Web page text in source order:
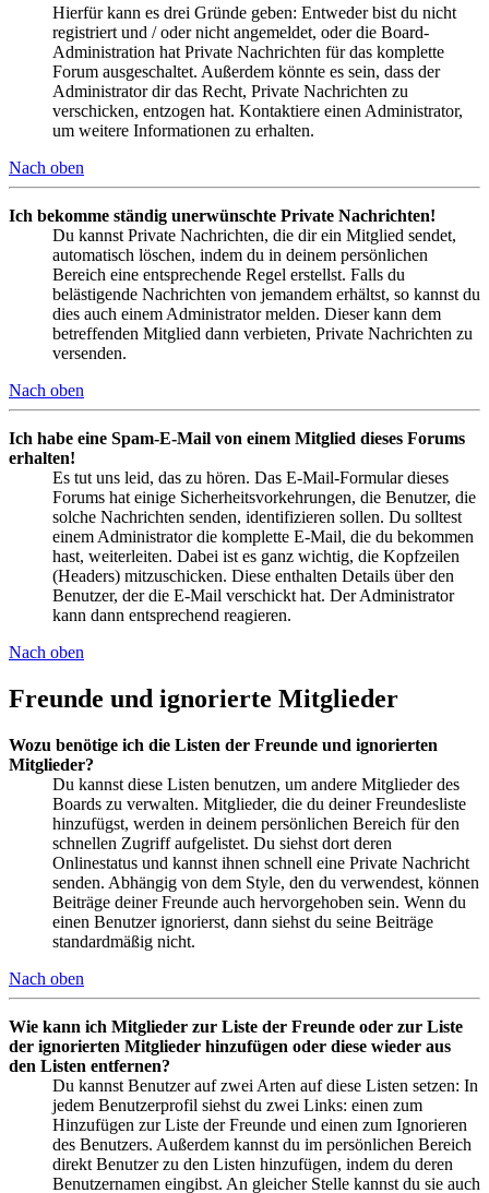
Hierfür kann es drei Gründe geben: Entweder bist du nicht
registriert und / oder nicht angemeldet, oder die Board-
Administration hat Private Nachrichten für das komplette
Forum ausgeschaltet. Außerdem könnte es sein, dass der
Administrator dir das Recht, Private Nachrichten zu
verschicken, entzogen hat. Kontaktiere einen Administrator,
um weitere Informationen zu erhalten.
Nach oben
Ich bekomme ständig unerwünschte Private Nachrichten!
Du kannst Private Nachrichten, die dir ein Mitglied sendet,
automatisch löschen, indem du in deinem persönlichen
Bereich eine entsprechende Regel erstellst. Falls du
belästigende Nachrichten von jemandem erhältst, so kannst du
dies auch einem Administrator melden. Dieser kann dem
betreffenden Mitglied dann verbieten, Private Nachrichten zu
versenden.
Nach oben
Ich habe eine Spam-E-Mail von einem Mitglied dieses Forums
erhalten!
Es tut uns leid, das zu hören. Das E-Mail-Formular dieses
Forums hat einige Sicherheitsvorkehrungen, die Benutzer, die
solche Nachrichten senden, identifizieren sollen. Du solltest
einem Administrator die komplette E-Mail, die du bekommen
hast, weiterleiten. Dabei ist es ganz wichtig, die Kopfzeilen
(Headers) mitzuschicken. Diese enthalten Details über den
Benutzer, der die E-Mail verschickt hat. Der Administrator
kann dann entsprechend reagieren.
Nach oben
Freunde und ignorierte Mitglieder
Wozu benötige ich die Listen der Freunde und ignorierten
Mitglieder?
Du kannst diese Listen benutzen, um andere Mitglieder des
Boards zu verwalten. Mitglieder, die du deiner Freundesliste
hinzufügst, werden in deinem persönlichen Bereich für den
schnellen Zugriff aufgelistet. Du siehst dort deren
Onlinestatus und kannst ihnen schnell eine Private Nachricht
senden. Abhängig von dem Style, den du verwendest, können
Beiträge deiner Freunde auch hervorgehoben sein. Wenn du
einen Benutzer ignorierst, dann siehst du seine Beiträge
standardmäßig nicht.
Nach oben
Wie kann ich Mitglieder zur Liste der Freunde oder zur Liste
der ignorierten Mitglieder hinzufügen oder diese wieder aus
den Listen entfernen?
Du kannst Benutzer auf zwei Arten auf diese Listen setzen: In
jedem Benutzerprofil siehst du zwei Links: einen zum
Hinzufügen zur Liste der Freunde und einen zum Ignorieren
des Benutzers. Außerdem kannst du im persönlichen Bereich
direkt Benutzer zu den Listen hinzufügen, indem du deren
Benutzernamen eingibst. An gleicher Stelle kannst du sie auch